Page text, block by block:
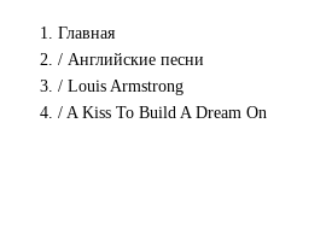
Главная
/ Английские песни
/ Louis Armstrong
/ A Kiss To Build A Dream On